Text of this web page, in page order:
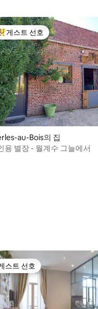
만점), 후기 42개
상위 게스트 선호
게스트 선호
au-Bois의 집
용 별장 - 월계수 그늘에서
스트 선호
스트 선호